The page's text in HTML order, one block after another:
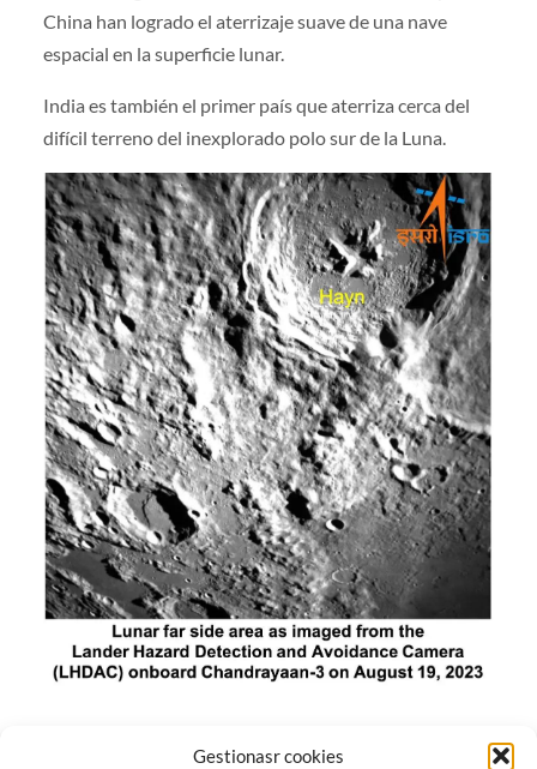
Gestionasr cookies
China han logrado el aterrizaje suave de una nave
espacial en la superficie lunar.
India es también el primer país que aterriza cerca del
difícil terreno del inexplorado polo sur de la Luna.